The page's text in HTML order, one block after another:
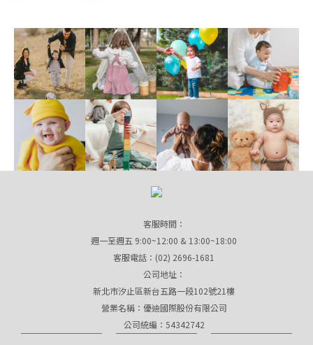
客服時間：
週一至週五 9:00~12:00 & 13:00~18:00
客服電話：(02) 2696-1681
公司地址：
新北市汐止區新台五路一段102號21樓
營業名稱：優迪國際股份有限公司
公司統編：54342742